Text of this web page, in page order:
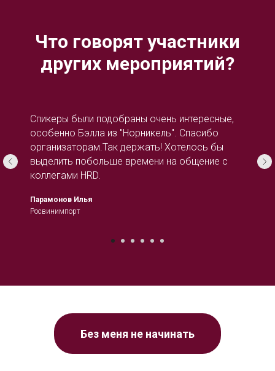
Что говорят участники
других мероприятий?
Спикеры были подобраны очень интересные,
особенно Бэлла из "Норникель". Спасибо
организаторам.Так держать! Хотелось бы
выделить побольше времени на общение с
коллегами HRD.
Парамонов Илья
Росвинимпорт
Без меня не начинать